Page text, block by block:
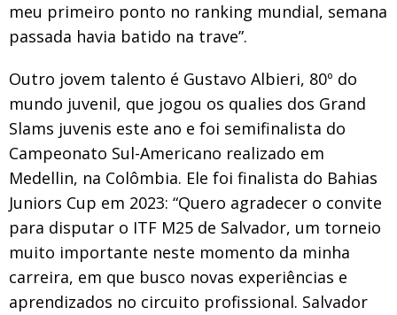
meu primeiro ponto no ranking mundial, semana
passada havia batido na trave”.
Outro jovem talento é Gustavo Albieri, 80º do
mundo juvenil, que jogou os qualies dos Grand
Slams juvenis este ano e foi semifinalista do
Campeonato Sul-Americano realizado em
Medellin, na Colômbia. Ele foi finalista do Bahias
Juniors Cup em 2023: “Quero agradecer o convite
para disputar o ITF M25 de Salvador, um torneio
muito importante neste momento da minha
carreira, em que busco novas experiências e
aprendizados no circuito profissional. Salvador